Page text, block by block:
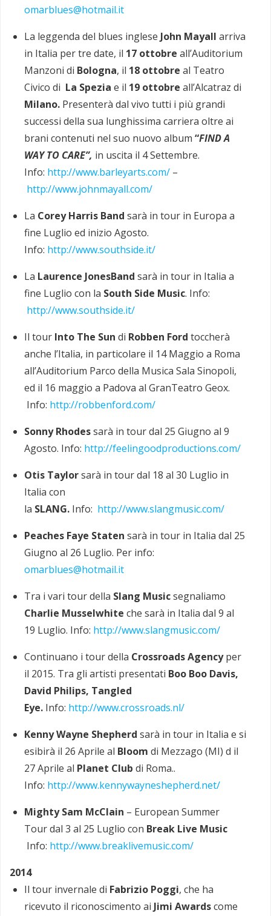
omarblues@hotmail.it
La leggenda del blues inglese John Mayall arriva
in Italia per tre date, il 17 ottobre all’Auditorium
Manzoni di Bologna, il 18 ottobre al Teatro
Civico di La Spezia e il 19 ottobre all’Alcatraz di
Milano. Presenterà dal vivo tutti i più grandi
successi della sua lunghissima carriera oltre ai
brani contenuti nel suo nuovo album “FIND A
WAY TO CARE”, in uscita il 4 Settembre.
Info: http://www.barleyarts.com/ –
http://www.johnmayall.com/
La Corey Harris Band sarà in tour in Europa a
fine Luglio ed inizio Agosto.
Info: http://www.southside.it/
La Laurence JonesBand sarà in tour in Italia a
fine Luglio con la South Side Music. Info:
http://www.southside.it/
Il tour Into The Sun di Robben Ford toccherà
anche l’Italia, in particolare il 14 Maggio a Roma
all’Auditorium Parco della Musica Sala Sinopoli,
ed il 16 maggio a Padova al GranTeatro Geox.
Info: http://robbenford.com/
Sonny Rhodessarà in tour dal 25 Giugno al 9
Agosto. Info: http://feelingoodproductions.com/
Otis Taylorsarà in tour dal 18 al 30 Luglio in
Italia con
la SLANG. Info: http://www.slangmusic.com/
Peaches Faye Staten sarà in tour in Italia dal 25
Giugno al 26 Luglio. Per info:
omarblues@hotmail.it
Tra i vari tour della Slang Musicsegnaliamo
Charlie Musselwhite che sarà in Italia dal 9 al
19 Luglio. Info: http://www.slangmusic.com/
Continuano i tour della Crossroads Agencyper
il 2015. Tra gli artisti presentati Boo Boo Davis,
David Philips, Tangled
Eye. Info: http://www.crossroads.nl/
Kenny Wayne Shepherd sarà in tour in Italia e si
esibirà il 26 Aprile al Bloom di Mezzago (MI) d il
27 Aprile al Planet Club di Roma..
Info: http://www.kennywayneshepherd.net/
Mighty Sam McClain – European Summer
Tour dal 3 al 25 Luglio con Break Live Music
Info: http://www.breaklivemusic.com/
2014
Il tour invernale di Fabrizio Poggi, che ha
ricevuto il riconoscimento ai Jimi Awardscome